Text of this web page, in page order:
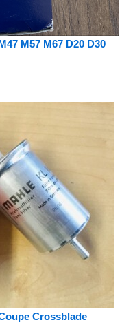
M57 M67 D20 D30
Crossblade